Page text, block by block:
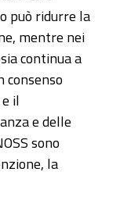
può ridurre la
mentre nei
continua a
il
e delle
sono
la